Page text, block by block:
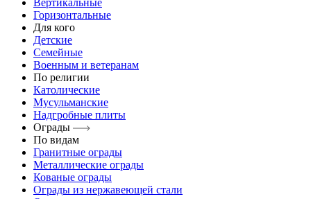
Вертикальные
Горизонтальные
Для кого
Детские
Семейные
Военным и ветеранам
По религии
Католические
Мусульманские
Надгробные плиты
Ограды
По видам
Гранитные ограды
Металлические ограды
Кованые ограды
Ограды из нержавеющей стали